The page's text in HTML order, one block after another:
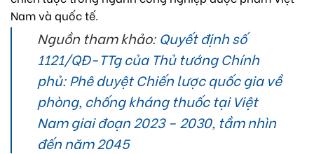
Nam và quốc tế.
Nguồn tham khảo: Quyết định số
1121/QĐ-TTg của Thủ tướng Chính
phủ: Phê duyệt Chiến lược quốc gia về
phòng, chống kháng thuốc tại Việt
Nam giai đoạn 2023 – 2030, tầm nhìn
đến năm 2045